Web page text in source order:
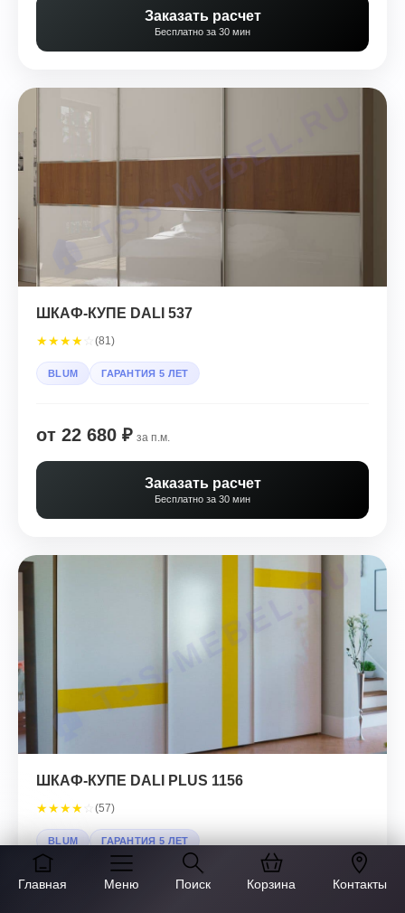
Главная Меню Поиск Корзина Контакты
Заказать расчет
Бесплатно за 30 мин
ШКАФ-КУПЕ DALI 537
★★★★ (81)
BLUM ГАРАНТИЯ 5 ЛЕТ
от 22 680 ₽ за п.м.
Заказать расчет
Бесплатно за 30 мин
ШКАФ-КУПЕ DALI PLUS 1156
★★★★ (57)
BLUM ГАРАНТИЯ 5 ЛЕТ